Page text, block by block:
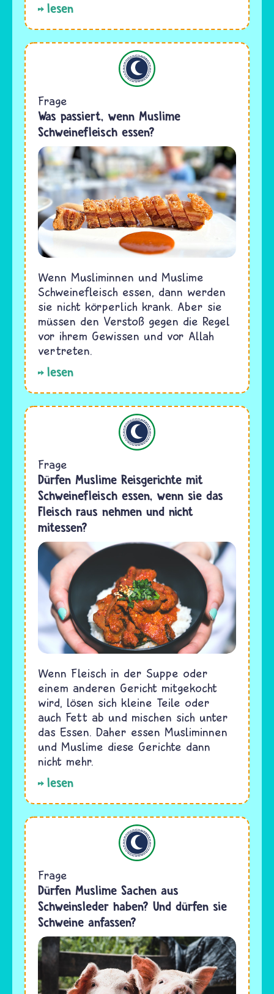
lesen
Frage
Was passiert, wenn Muslime
Schweinefleisch essen?
Wenn Musliminnen und Muslime
Schweinefleisch essen, dann werden
sie nicht körperlich krank. Aber sie
müssen den Verstoß gegen die Regel
vor ihrem Gewissen und vor Allah
vertreten.
lesen
Frage
Dürfen Muslime Reisgerichte mit
Schweinefleisch essen, wenn sie das
Fleisch raus nehmen und nicht
mitessen?
Wenn Fleisch in der Suppe oder
einem anderen Gericht mitgekocht
wird, lösen sich kleine Teile oder
auch Fett ab und mischen sich unter
das Essen. Daher essen Musliminnen
und Muslime diese Gerichte dann
nicht mehr.
lesen
Frage
Dürfen Muslime Sachen aus
Schweinsleder haben? Und dürfen sie
Schweine anfassen?